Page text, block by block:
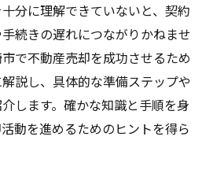
分に理解できていないと、契約
続きの遅れにつながりかねませ
で不動産売却を成功させるため
説し、具体的な準備ステップや
します。確かな知識と手順を身
動を進めるためのヒントを得ら